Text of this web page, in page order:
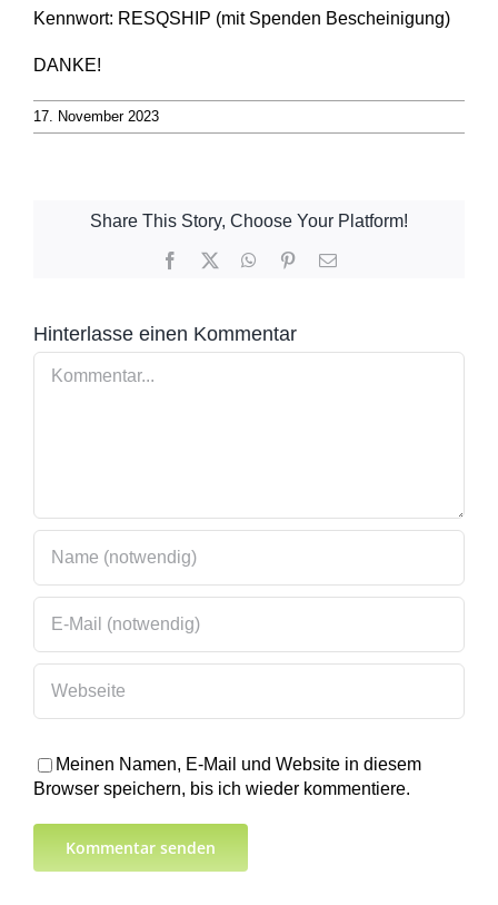
Kennwort: RESQSHIP (mit Spenden Bescheinigung)
DANKE!
17. November 2023
Share This Story, Choose Your Platform!
Facebook WhatsApp
Pinterest
E-
Hinterlasse einen Kommentar
Meinen Namen, E-Mail und Website in diesem
Browser speichern, bis ich wieder kommentiere.